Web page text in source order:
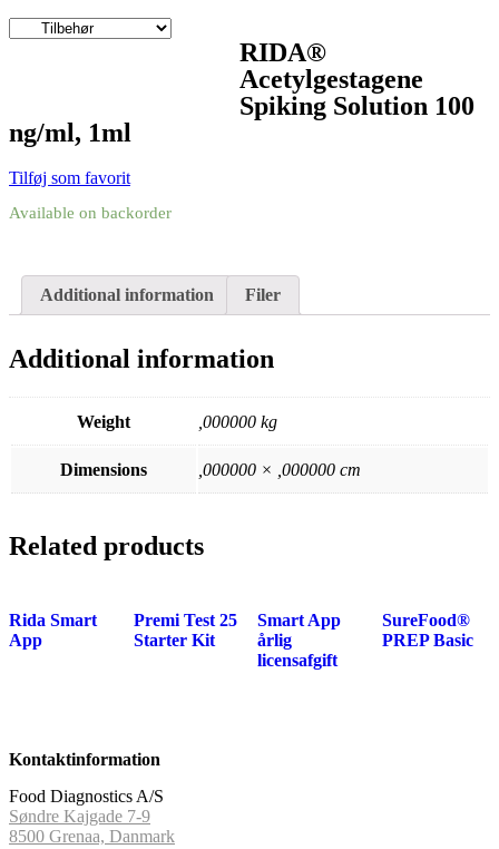
RIDA®
Acetylgestagene
Spiking Solution 100
ng/ml, 1ml
Tilføj som favorit
Available on backorder
Additional information Filer
Additional information
Weight ,000000 kg
Dimensions ,000000 × ,000000 cm
Related products
Rida Smart
App
Premi Test 25
Starter Kit
Smart App
årlig
licensafgift
SureFood®
PREP Basic
Kontaktinformation
Food Diagnostics A/S
Søndre Kajgade 7-9
8500 Grenaa, Danmark